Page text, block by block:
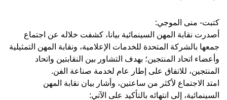
منى الموجي:
نقابة المهن السينمائية بيانا، كشفت خلاله عن اجتماع
بالشركة المتحدة للخدمات الإعلامية، ونقابة المهن التمثيلية
اتحاد المنتجين؛ بهدف التشاور بين النقابتين واتحاد
للاتفاق على إطار عام لخدمة صناعة الفن.
لأكثر من ساعتين، وأشار بيان نقابة المهن
إلى انتهائه بالتأكيد على الآتي: